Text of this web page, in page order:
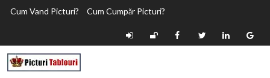
Cum Vand Picturi? Cum Cumpăr Picturi?